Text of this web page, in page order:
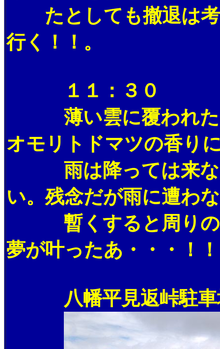
たとしても撤退は考
行く！！。
１１：３０
薄い雲に覆われた向
オモリトドマツの香り
雨は降っては来ない
い。残念だが雨に遭わ
暫くすると周りのガ
夢が叶ったあ・・・！
八幡平見返峠駐車